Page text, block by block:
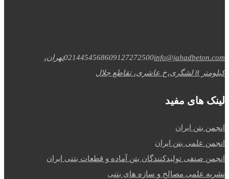
0214454568609127272500info@jahadbeton.com
تهران،
کیلومتر 8 لشگری،خ عاشری، تقاطع جلال
لینک های مفید
انجمن بتن ایران
انجمن علمی بتن ایران
انجمن صنفی تولیدکنندگان بتن آماده و قطعات بتنی ایران
نشریه علمی مصالح و سازه های بتنی